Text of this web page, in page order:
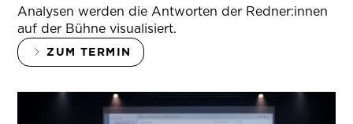
Analysen werden die Antworten der Redner:innen
auf der Bühne visualisiert.
ZUM TERMIN